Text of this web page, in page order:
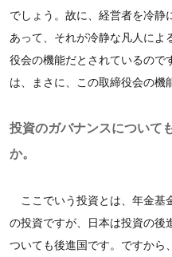
でしょう。故に、経営者を冷静
あって、それが冷静な凡人によ
役会の機能だとされているので
は、まさに、この取締役会の機
投資のガバナンスについて
か。
ここでいう投資とは、年金基
の投資ですが、日本は投資の後
ついても後進国です。ですから